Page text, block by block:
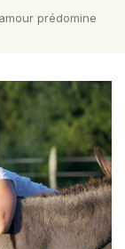
prédomine